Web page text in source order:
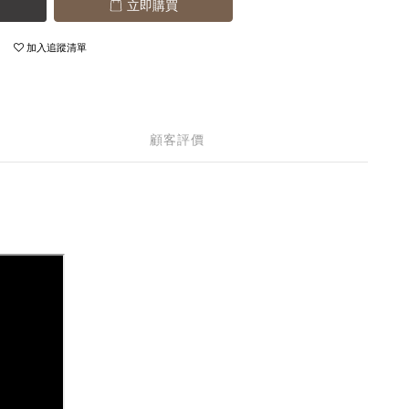
立即購買
加入追蹤清單
顧客評價